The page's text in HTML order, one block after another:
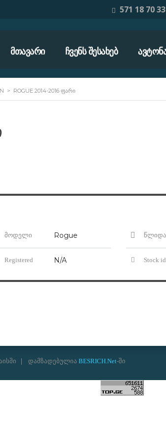
571 18 70
ᲛᲗᲐᲕᲐᲠᲘ ᲩᲕᲔᲜᲡ ᲨᲔᲡᲐᲮᲔᲑ
> ROGUE 2014-2016 ᲤᲐᲠᲘ
მოდელი Rogue
Registered N/A Stock id
დამზადებულია BESRICH.Net-ში